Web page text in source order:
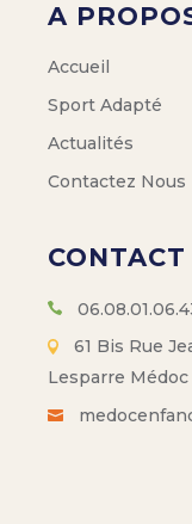
A
Accueil
Sport Adapté
Actualités
Contactez Nous
CONTACT
61 Bis Rue
Lesparre Médoc